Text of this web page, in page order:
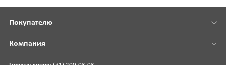
Покупателю
Компания